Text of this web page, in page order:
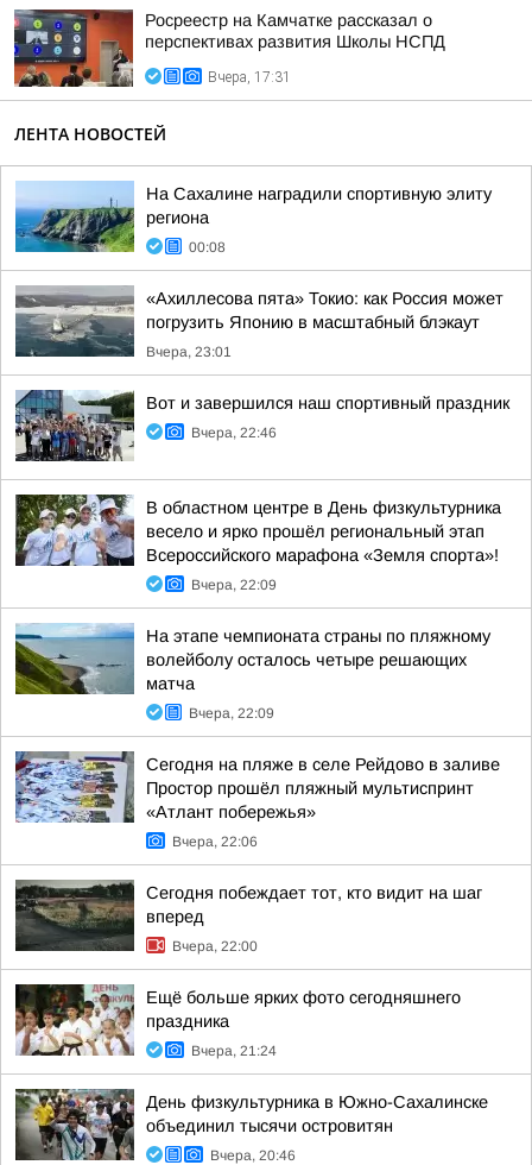
Росреестр на Камчатке рассказал о
перспективах развития Школы НСПД
Вчера, 17:31
ЛЕНТА НОВОСТЕЙ
На Сахалине наградили спортивную элиту
региона
00:08
«Ахиллесова пята» Токио: как Россия может
погрузить Японию в масштабный блэкаут
Вчера, 23:01
Вот и завершился наш спортивный праздник
Вчера, 22:46
В областном центре в День физкультурника
весело и ярко прошёл региональный этап
Всероссийского марафона «Земля спорта»!
Вчера, 22:09
На этапе чемпионата страны по пляжному
волейболу осталось четыре решающих
матча
Вчера, 22:09
Сегодня на пляже в селе Рейдово в заливе
Простор прошёл пляжный мультиспринт
«Атлант побережья»
Вчера, 22:06
Сегодня побеждает тот, кто видит на шаг
вперед
Вчера, 22:00
Ещё больше ярких фото сегодняшнего
праздника
Вчера, 21:24
День физкультурника в Южно-Сахалинске
объединил тысячи островитян
Вчера, 20:46